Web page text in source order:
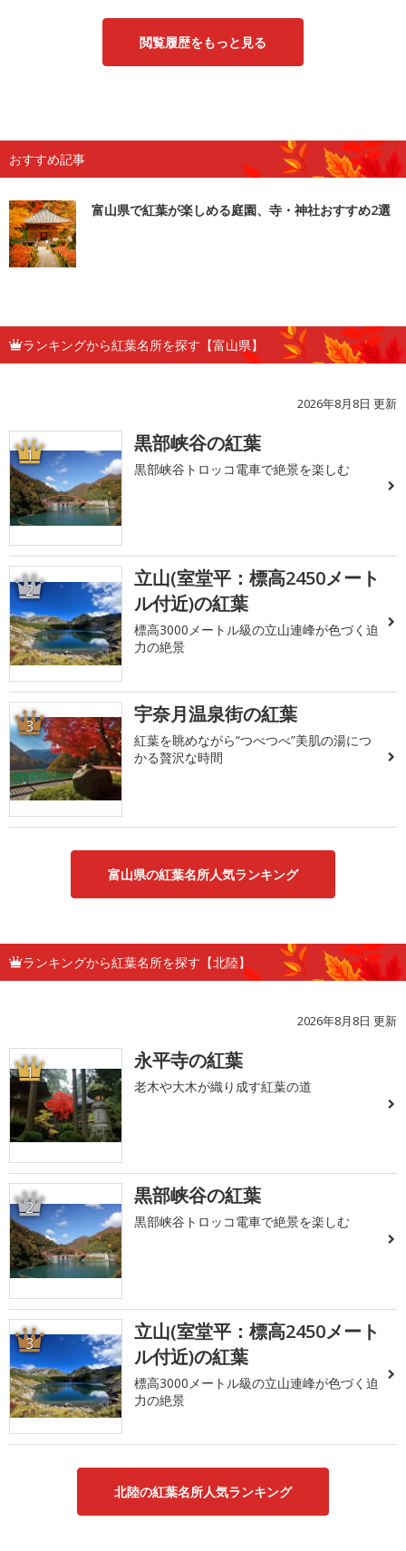
閲覧履歴をもっと見る
おすすめ記事
富山県で紅葉が楽しめる庭園、寺・神社おすすめ2選
ランキングから紅葉名所を探す【富山県】
2026年8月8日 更新
1 黒部峡谷の紅葉
黒部峡谷トロッコ電車で絶景を楽しむ
2
立山(室堂平：標高2450メート
ル付近)の紅葉
標高3000メートル級の立山連峰が色づく迫
力の絶景
3 宇奈月温泉街の紅葉
紅葉を眺めながら“つべつべ”美肌の湯につ
かる贅沢な時間
富山県の紅葉名所人気ランキング
ランキングから紅葉名所を探す【北陸】
2026年8月8日 更新
1 永平寺の紅葉
老木や大木が織り成す紅葉の道
2 黒部峡谷の紅葉
黒部峡谷トロッコ電車で絶景を楽しむ
3
立山(室堂平：標高2450メート
ル付近)の紅葉
標高3000メートル級の立山連峰が色づく迫
力の絶景
北陸の紅葉名所人気ランキング